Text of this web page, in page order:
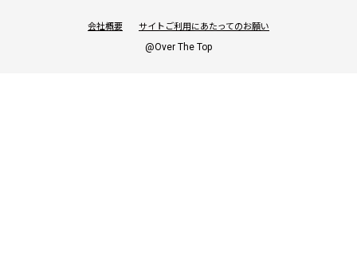
会社概要 サイトご利用にあたってのお願い
@Over The Top